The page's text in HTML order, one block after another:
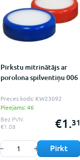
Pirkstu mitrinātājs ar
porolona spilventiņu 006
Preces kods: KW23092
Pieejams: 46
Bez PVN:
€1.08
€1.31
Pirkt